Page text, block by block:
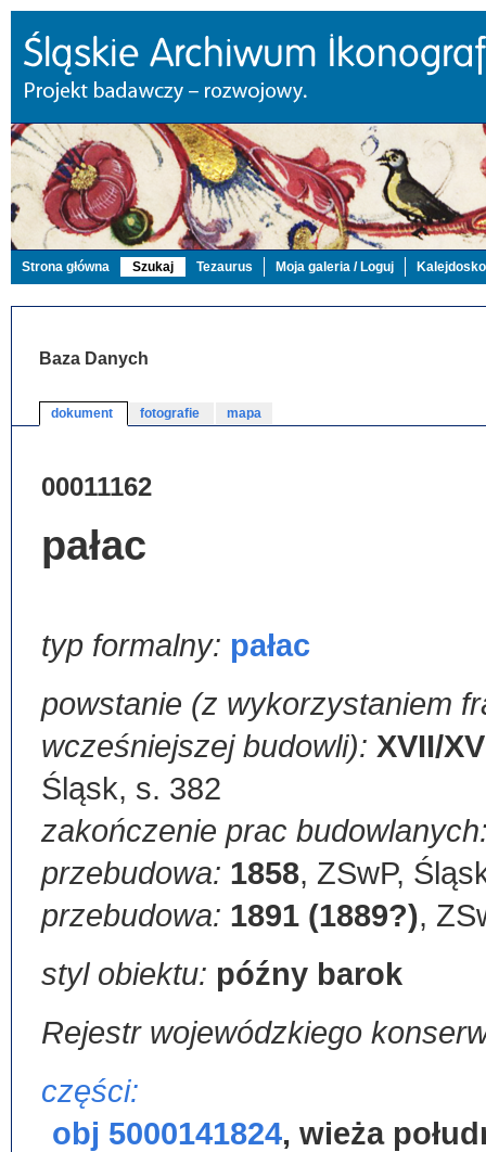
Strona główna Szukaj Tezaurus Moja galeria / Loguj
Baza Danych
dokument fotografie mapa
00011162
pałac
typ formalny: pałac
powstanie (z wykorzystaniem
wcześniejszej budowli): XVII/
Śląsk, s. 382
zakończenie prac
przebudowa: 1858, ZSwP,
przebudowa: 1891 (1889?),
styl obiektu: późny barok
Rejestr wojewódzkiego
części:
obj 5000141824, wieża